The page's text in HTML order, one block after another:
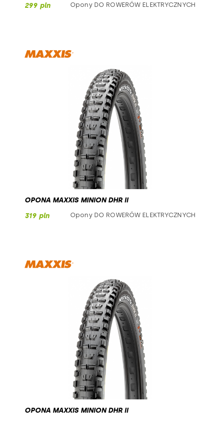
299 pln
Opony DO ROWERÓW ELEKTRYCZNYCH
OPONA MAXXIS MINION DHR II
319 pln
Opony DO ROWERÓW ELEKTRYCZNYCH
OPONA MAXXIS MINION DHR II